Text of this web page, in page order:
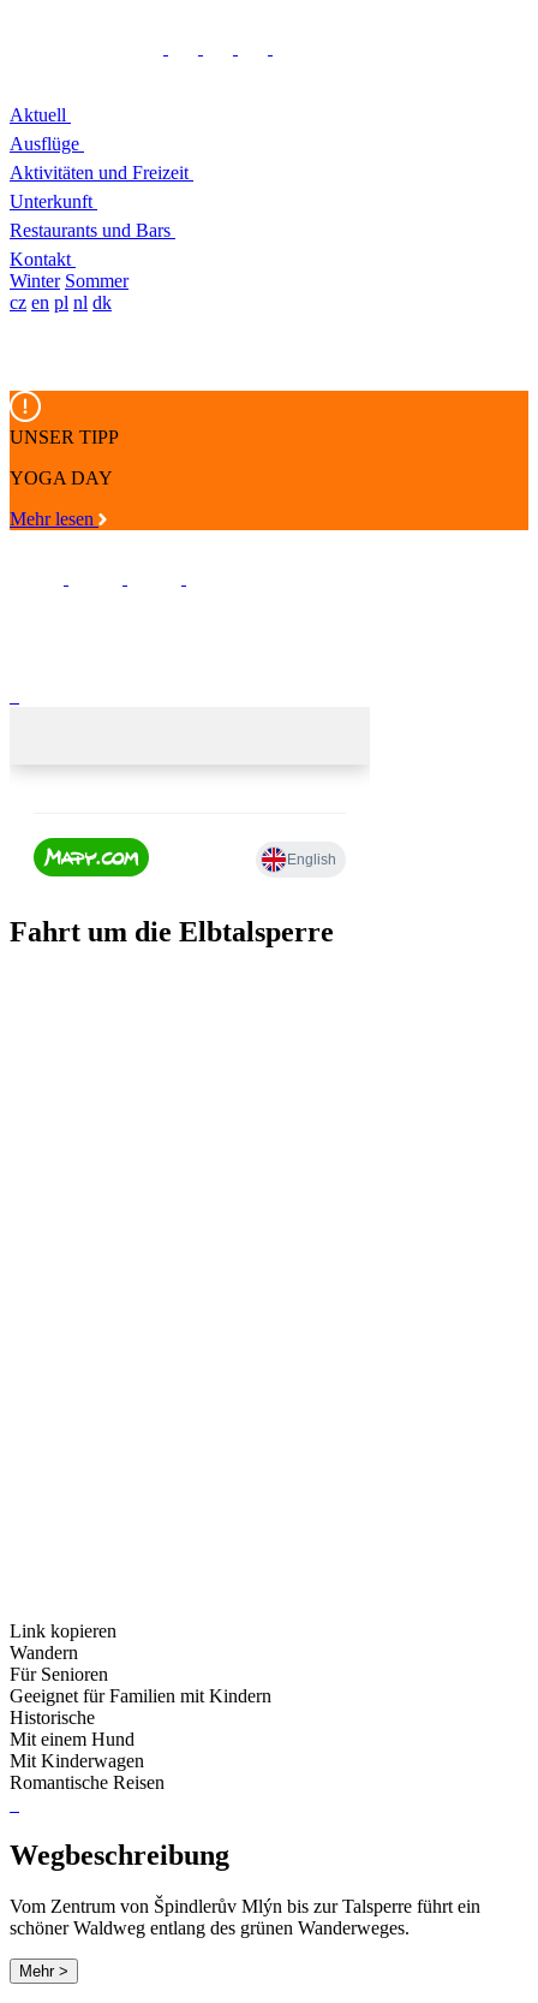
Aktuell
Ausflüge
Aktivitäten und Freizeit
Unterkunft
Restaurants und Bars
Kontakt
Winter Sommer
cz en pl nl dk
UNSER TIPP
YOGA DAY
Mehr lesen
Fahrt um die Elbtalsperre
Link kopieren
Wandern
Für Senioren
Geeignet für Familien mit Kindern
Historische
Mit einem Hund
Mit Kinderwagen
Romantische Reisen
Wegbeschreibung
Vom Zentrum von Špindlerův Mlýn bis zur Talsperre führt ein
schöner Waldweg entlang des grünen Wanderweges.
Mehr >